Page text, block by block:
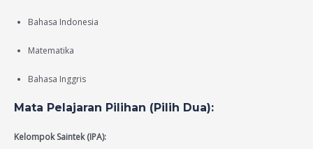
Bahasa Indonesia
Matematika
Bahasa Inggris
Mata Pelajaran Pilihan (Pilih Dua):
Kelompok Saintek (IPA):